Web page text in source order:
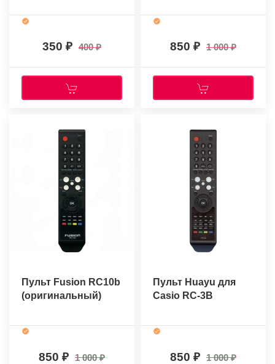
350 400 850 1 000
Пульт Fusion RC10b
(оригинальный)
850 1 000
Пульт Huayu для
Casio RC-3B
850 1 000